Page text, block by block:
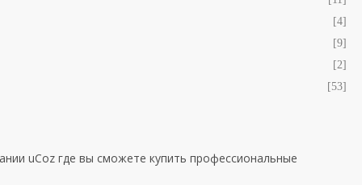
[4]
[9]
[2]
[53]
uCoz где вы сможете купить профессиональные